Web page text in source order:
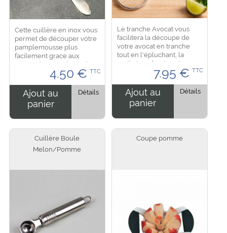
Cette cuillère en inox vous
permet de découper votre
pamplemousse plus
facilement grace aux
petites dents sur la partie
concave. Peut être utiliser
comme cuillière à gateaux
et tartes, les...
4.50 € TTC
Ajout au
panier
Détails
Le tranche Avocat vous
facilitera la découpe de
votre avocat en tranche
tout en l'épluchant, la
partie tranchante est en
inox. Vous pouvez aussi
l'utilisé pour d'autres fruits
ou légumes....
7.95 € TTC
Ajout au
panier
Détails
Cuillère Boule
Melon/Pomme
Coupe pomme